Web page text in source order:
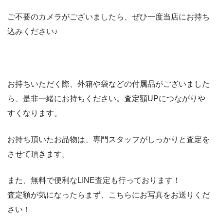
ご不要のカメラがございましたら、ぜひ一度当店にお持ち
込みください♪
お持ちいただく際、外箱や袋などの付属品がございました
ら、是非一緒にお持ちください。査定額UPにつながりや
すくなります。
お持ち頂いたお品物は、専門スタッフがしっかりと査定を
させて頂きます。
また、無料で便利なLINE査定も行っております！
査定額が気になったらまず、こちらにお写真をお送りくだ
さい！